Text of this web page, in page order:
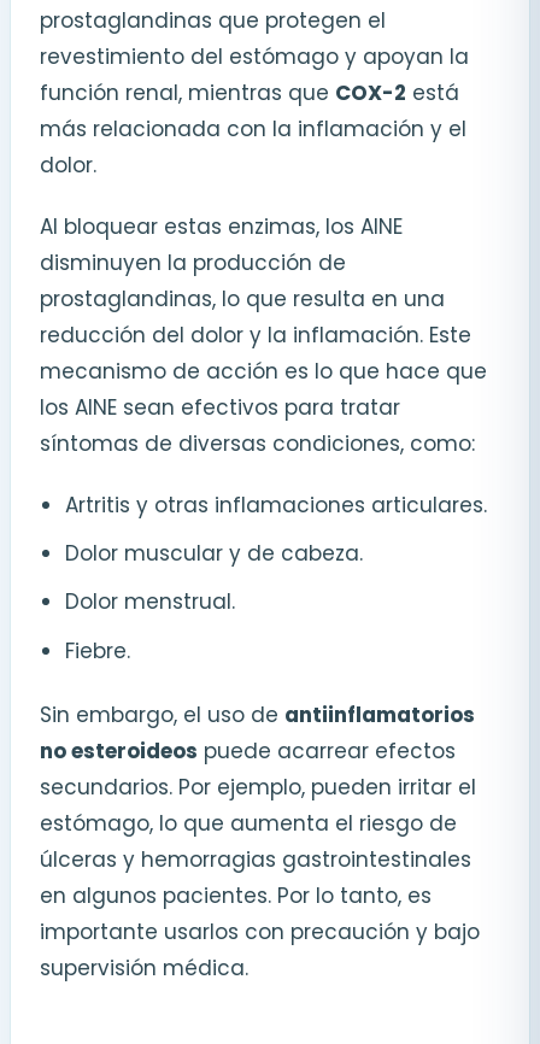
prostaglandinas que protegen el
revestimiento del estómago y apoyan la
función renal, mientras que COX-2 está
más relacionada con la inflamación y el
dolor.
Al bloquear estas enzimas, los AINE
disminuyen la producción de
prostaglandinas, lo que resulta en una
reducción del dolor y la inflamación. Este
mecanismo de acción es lo que hace que
los AINE sean efectivos para tratar
síntomas de diversas condiciones, como:
Artritis y otras inflamaciones articulares.
Dolor muscular y de cabeza.
Dolor menstrual.
Fiebre.
Sin embargo, el uso de antiinflamatorios
no esteroideos puede acarrear efectos
secundarios. Por ejemplo, pueden irritar el
estómago, lo que aumenta el riesgo de
úlceras y hemorragias gastrointestinales
en algunos pacientes. Por lo tanto, es
importante usarlos con precaución y bajo
supervisión médica.